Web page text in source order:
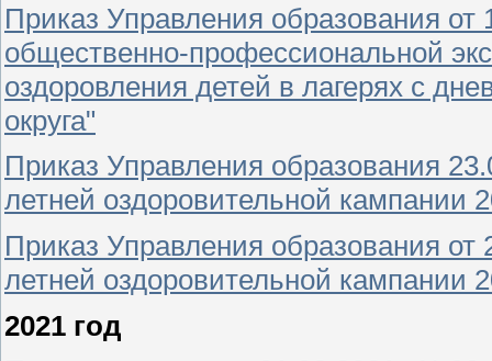
Приказ Управления образования
общественно-профессиональной
оздоровления детей в лагерях с
округа"
Приказ Управления образования
летней оздоровительной кампании
Приказ Управления образования
летней оздоровительной кампании
2021 год